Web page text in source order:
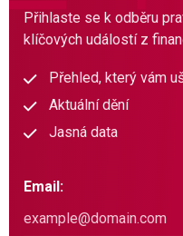
Přihlaste se k odběru
klíčových událostí z
Přehled, který vám
Aktuální dění
Jasná data
Email: